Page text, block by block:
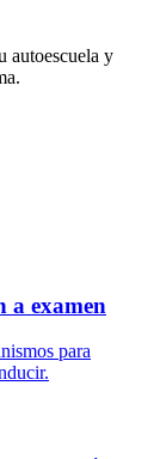
autoescuela y
a examen
para